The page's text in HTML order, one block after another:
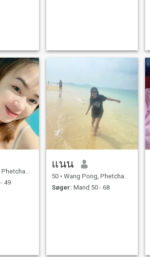
Thailand
49
แนน
50 • Wang Pong, Phetchabun, Thailand
Søger: Mand 50 - 68